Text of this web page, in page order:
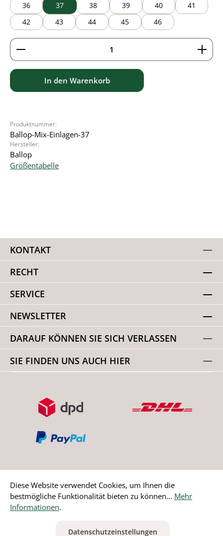
36 37 38 39 40
41
42
43 44 45 46
Produkt Anzahl: Gib den gewünschten Wert ein
In den Warenkorb
Produktnummer:
Ballop-Mix-Einlagen-37
Hersteller:
Ballop
Größentabelle
KONTAKT
RECHT
SERVICE
NEWSLETTER
DARAUF KÖNNEN SIE SICH VERLASSEN
SIE FINDEN UNS AUCH HIER
Bestellung widerrufen
ausgenommen Nicht EU-Länder
Diese Website verwendet Cookies, um Ihnen die
bestmögliche Funktionalität bieten zu können... Mehr
Informationen.
Datenschutzeinstellungen